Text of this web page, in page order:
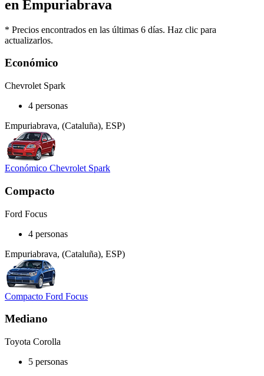
en Empuriabrava
* Precios encontrados en las últimas 6 días. Haz clic para
actualizarlos.
Económico
Chevrolet Spark
4 personas
Empuriabrava, (Cataluña), ESP)
Económico Chevrolet Spark
Compacto
Ford Focus
4 personas
Empuriabrava, (Cataluña), ESP)
Compacto Ford Focus
Mediano
Toyota Corolla
5 personas